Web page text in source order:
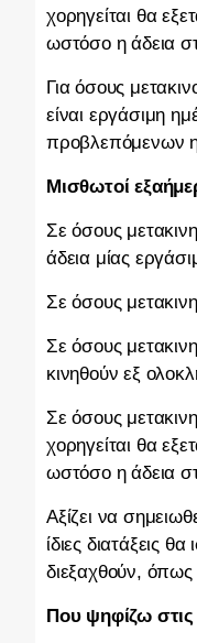
χορηγείται θα
ωστόσο η άδεια
Για όσους
είναι εργάσιμη
προβλεπόμενων
Μισθωτοί
Σε όσους
άδεια μίας
Σε όσους
Σε όσους
κινηθούν εξ
Σε όσους
χορηγείται θα
ωστόσο η άδεια
Αξίζει να
ίδιες διατάξεις
διεξαχθούν, όπως
Που ψηφίζω στις